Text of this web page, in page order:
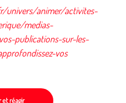
univers/animer/activites-
medias-
publications-sur-les-
vos
et réagir